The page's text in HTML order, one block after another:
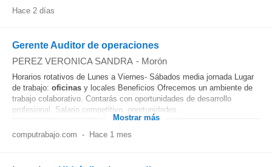
Hace 2 días
Gerente Auditor de operaciones
PEREZ VERONICA SANDRA - Morón
Horarios rotativos de Lunes a Viernes- Sábados media jornada Lugar
de trabajo: oficinas y locales Beneficios Ofrecemos un ambiente de
trabajo colaborativo. Contarás con oportunidades de desarrollo
profesional. Salario competitivo, oportunidades...
Mostrar más
computrabajo.com - Hace 1 mes